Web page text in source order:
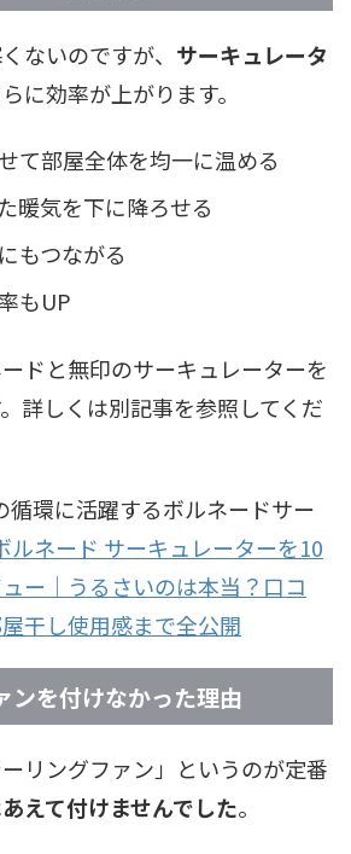
ないのですが、 サーキュレータ
に効率が上がります。
て部屋全体を均一に温める
暖気を下に降ろせる
もつながる
もUP
ドと無印のサーキュレーターを
詳しくは別記事を参照してくだ
循環に活躍するボルネードサー
ルネード サーキュレーターを10
ー｜うるさいのは本当？口コ
干し使用感まで全公開
ンを付けなかった理由
ーリングファン」というのが定番
あえて付けませんでした。